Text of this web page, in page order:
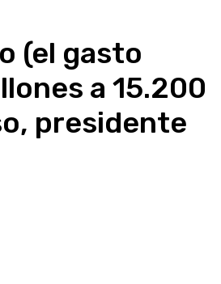
(el gasto
a 15.200
presidente